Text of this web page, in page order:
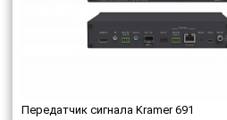
Передатчик сигнала Kramer 691